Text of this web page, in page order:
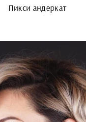
Пикси андеркат